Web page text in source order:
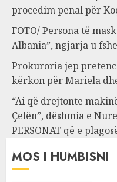
procedim penal për
FOTO/ Persona të
Albania”, ngjarja u
Prokuroria jep
kërkon për Mariela
“Ai që drejtonte
Çelën”, dëshmia e
PERSONAT që e
MOS I HUMBISNI